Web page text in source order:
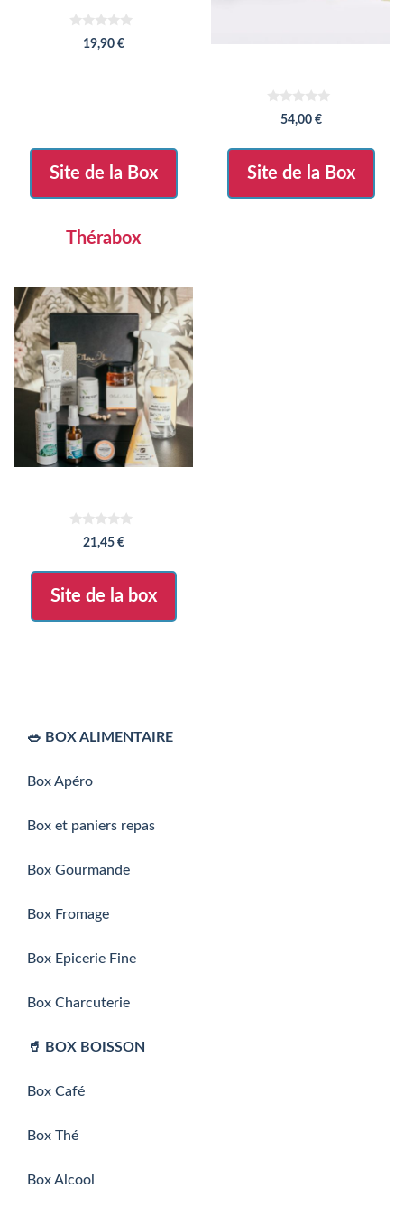
19,90 €
Site de la Box
r
54,00 €
Site de la Box
Thérabox
r
21,45 €
Site de la box
🥗 BOX ALIMENTAIRE
Box Apéro
Box et paniers repas
Box Gourmande
Box Fromage
Box Epicerie Fine
Box Charcuterie
🥤 BOX BOISSON
Box Café
Box Thé
Box Alcool